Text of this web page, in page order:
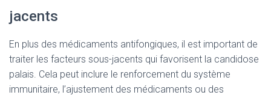
jacents
En plus des médicaments antifongiques, il est important de
traiter les facteurs sous-jacents qui favorisent la candidose
palais. Cela peut inclure le renforcement du système
immunitaire, l’ajustement des médicaments ou des